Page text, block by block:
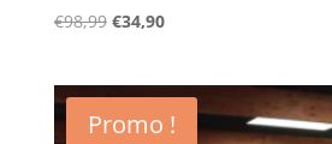
€98,99 Le
était :
€98,99.
€34,90Le
est :
€34,90.
Promo !